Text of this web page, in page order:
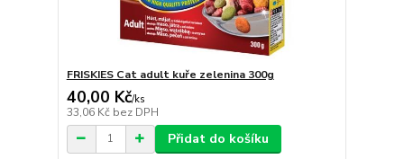
FRISKIES Cat adult kuře zelenina 300g
40,00 Kč/ks
33,06 Kč bez DPH
Přidat do košíku